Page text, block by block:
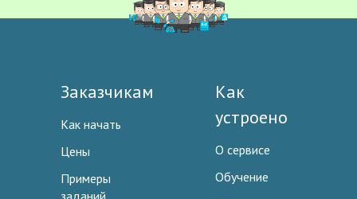
Заказчикам
Как начать
Цены
Примеры
Как
устроено
О сервисе
Обучение